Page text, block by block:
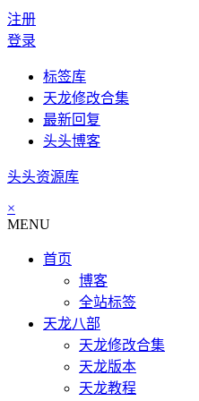
注册
登录
标签库
天龙修改合集
最新回复
头头博客
头头资源库
×
MENU
首页
博客
全站标签
天龙八部
天龙修改合集
天龙版本
天龙教程